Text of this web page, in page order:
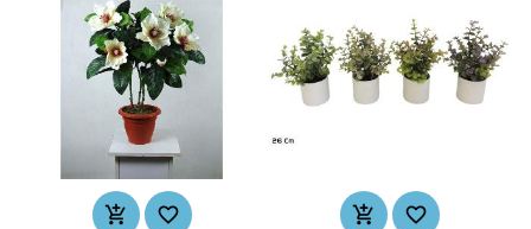
   